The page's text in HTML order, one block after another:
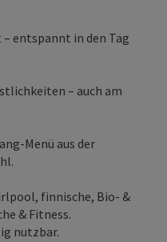
entspannt in den Tag
– auch am
Menü aus der
finnische, Bio- &
& Fitness.
nutzbar.